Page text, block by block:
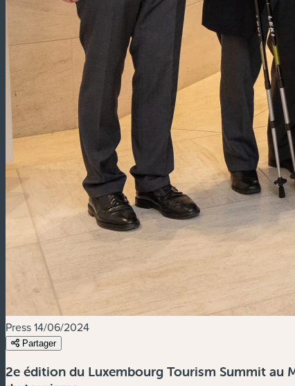
Press14/06/2024
Partager
2e édition du Luxembourg Tourism Summit au